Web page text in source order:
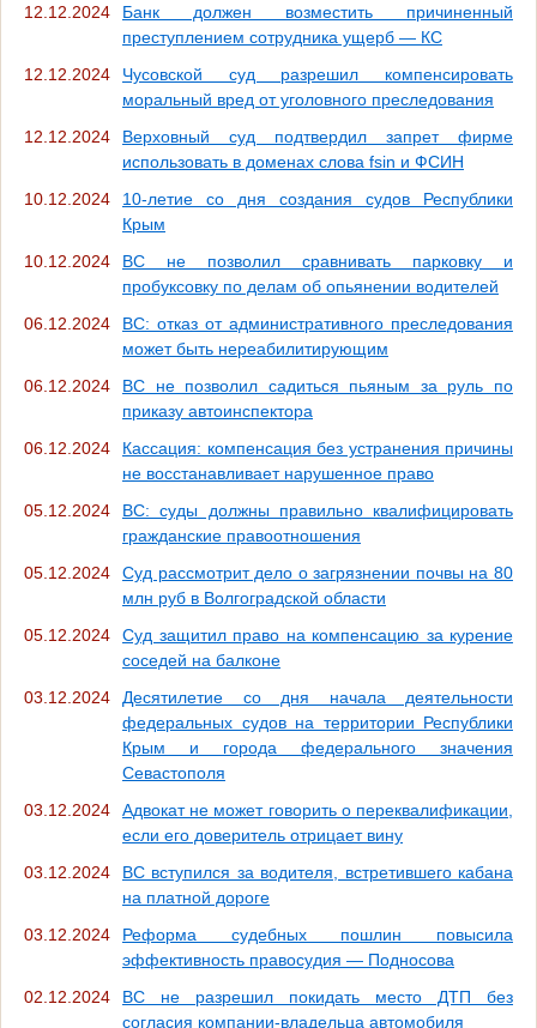
12.12.2024
Банк должен возместить причиненный
преступлением сотрудника ущерб — КС
12.12.2024
Чусовской суд разрешил компенсировать
моральный вред от уголовного преследования
12.12.2024
Верховный суд подтвердил запрет фирме
использовать в доменах слова fsin и ФСИН
10.12.2024
10-летие со дня создания судов Республики
Крым
10.12.2024
ВС не позволил сравнивать парковку и
пробуксовку по делам об опьянении водителей
06.12.2024
ВС: отказ от административного преследования
может быть нереабилитирующим
06.12.2024
ВС не позволил садиться пьяным за руль по
приказу автоинспектора
06.12.2024
Кассация: компенсация без устранения причины
не восстанавливает нарушенное право
05.12.2024
ВС: суды должны правильно квалифицировать
гражданские правоотношения
05.12.2024
Суд рассмотрит дело о загрязнении почвы на 80
млн руб в Волгоградской области
05.12.2024
Суд защитил право на компенсацию за курение
соседей на балконе
03.12.2024
Десятилетие со дня начала деятельности
федеральных судов на территории Республики
Крым и города федерального значения
Севастополя
03.12.2024
Адвокат не может говорить о переквалификации,
если его доверитель отрицает вину
03.12.2024
ВС вступился за водителя, встретившего кабана
на платной дороге
03.12.2024
Реформа судебных пошлин повысила
эффективность правосудия — Подносова
02.12.2024
ВС не разрешил покидать место ДТП без
согласия компании-владельца автомобиля